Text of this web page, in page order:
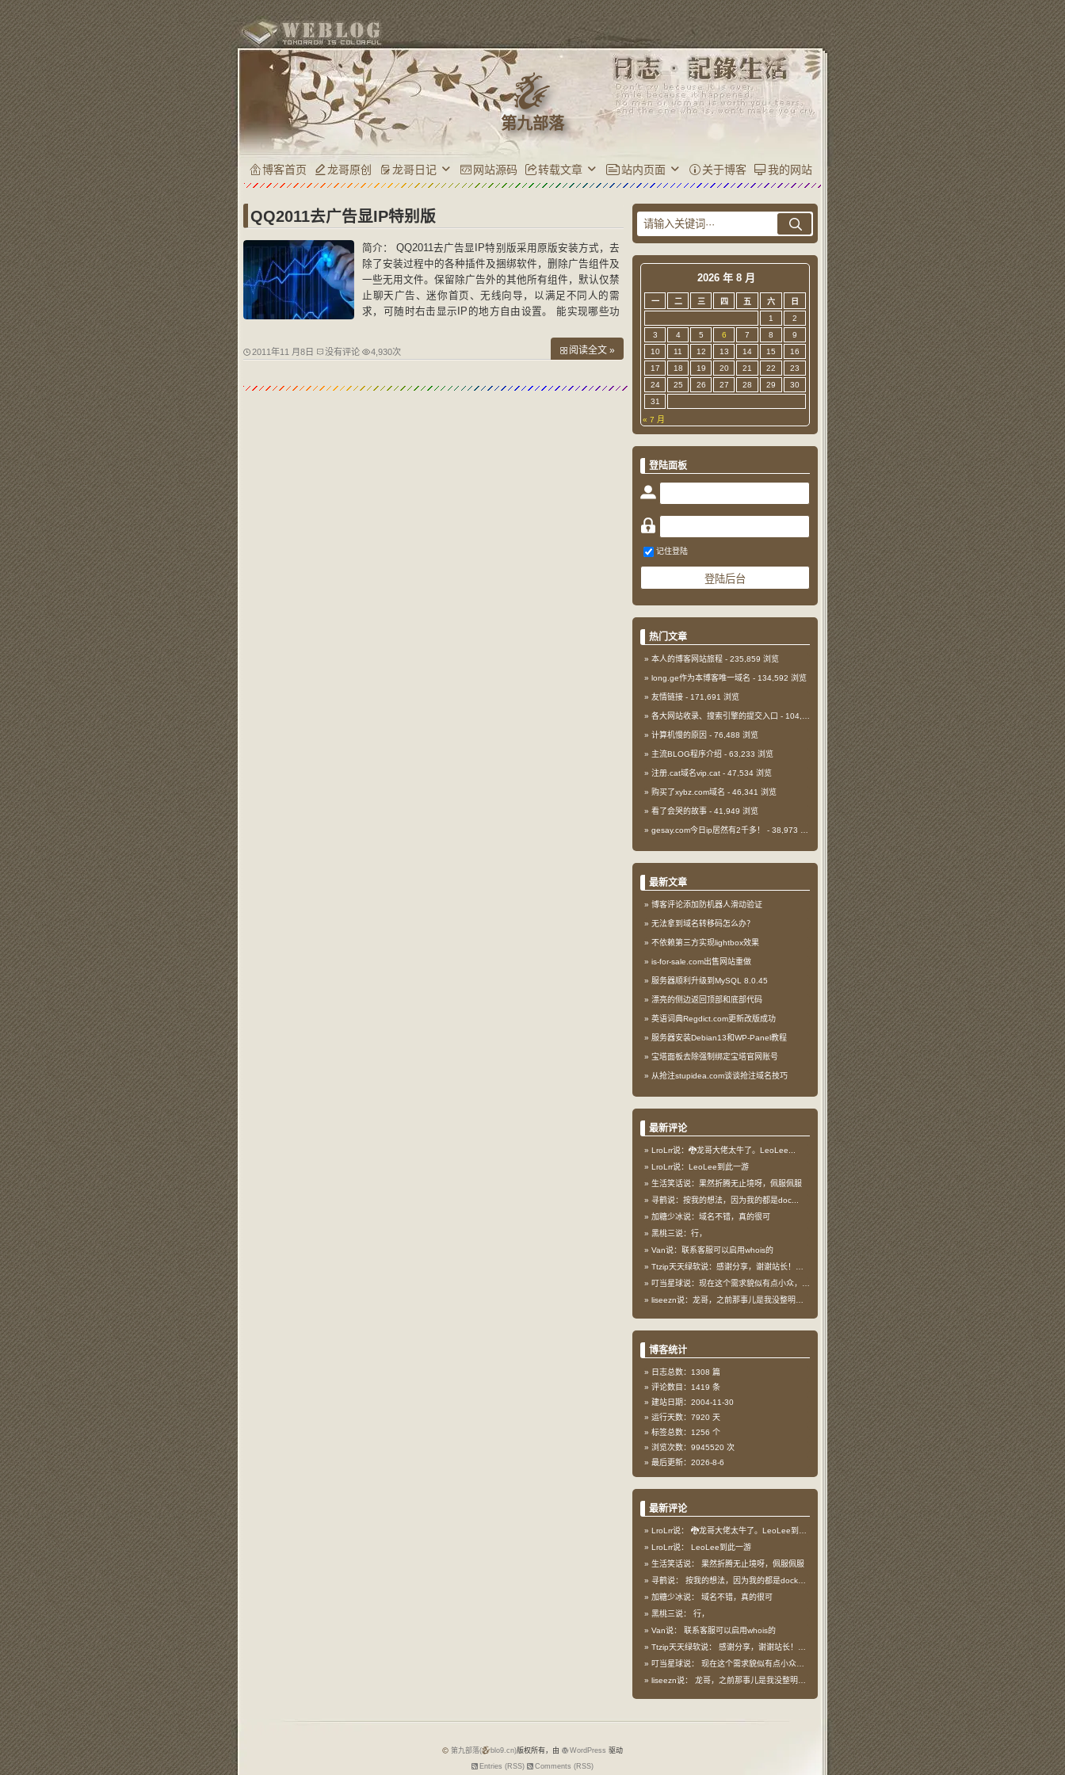
第九部落
博客首页 龙哥原创 龙哥日记 网站源码 转载文章 站内页面 关于博客 我的网站
QQ2011去广告显IP特别版
简介： QQ2011去广告显IP特别版采用原版安装方式，去
除了安装过程中的各种插件及捆绑软件，删除广告组件及
一些无用文件。保留除广告外的其他所有组件，默认仅禁
止聊天广告、迷你首页、无线向导，以满足不同人的需
求，可随时右击显示IP的地方自由设置。 能实现哪些功
2011年11 月8日 没有评论 4,930次 阅读全文 »
2026 年 8 月
一 二 三 四 五 六
日
1
2
3
4 5 6 7 8
9
10
11 12 13 14 15
16
17
18 19 20 21 22
23
24
25 26 27 28 29
30
31
« 7 月
登陆面板
记住登陆
热门文章
本人的博客网站旅程 - 235,859 浏览
long.ge作为本博客唯一域名 - 134,592 浏览
友情链接 - 171,691 浏览
各大网站收录、搜索引擎的提交入口 - 104,483 浏览
计算机慢的原因 - 76,488 浏览
主流BLOG程序介绍 - 63,233 浏览
注册.cat域名vip.cat - 47,534 浏览
购买了xybz.com域名 - 46,341 浏览
看了会哭的故事 - 41,949 浏览
gesay.com今日ip居然有2千多！ - 38,973 浏览
最新文章
博客评论添加防机器人滑动验证
无法拿到域名转移码怎么办？
不依赖第三方实现lightbox效果
is-for-sale.com出售网站重做
服务器顺利升级到MySQL 8.0.45
漂亮的侧边返回顶部和底部代码
英语词典Regdict.com更新改版成功
服务器安装Debian13和WP-Panel教程
宝塔面板去除强制绑定宝塔官网账号
从抢注stupidea.com谈谈抢注域名技巧
最新评论
LroLrr说：🐉龙哥大佬太牛了。LeoLee...
LroLrr说：LeoLee到此一游
生活笑话说：果然折腾无止境呀，佩服佩服
寻鹤说：按我的想法，因为我的都是doc...
加糖少冰说：域名不错，真的很可
黑桃三说：行，
Van说：联系客服可以启用whois的
Ttzip天天绿软说：感谢分享，谢谢站长！！已收藏
叮当星球说：现在这个需求貌似有点小众，不过...
liseezn说：龙哥，之前那事儿是我没整明白，...
博客统计
日志总数：1308 篇
评论数目：1419 条
建站日期：2004-11-30
运行天数：7920 天
标签总数：1256 个
浏览次数：9945520 次
最后更新：2026-8-6
最新评论
LroLrr说： 🐉龙哥大佬太牛了。LeoLee到此一游
LroLrr说： LeoLee到此一游
生活笑话说： 果然折腾无止境呀，佩服佩服
寻鹤说： 按我的想法，因为我的都是docker容器…
加糖少冰说： 域名不错，真的很可
黑桃三说： 行，
Van说： 联系客服可以启用whois的
Ttzip天天绿软说： 感谢分享，谢谢站长！！已收藏
叮当星球说： 现在这个需求貌似有点小众，不过工具类我也…
liseezn说： 龙哥，之前那事儿是我没整明白，搞个申请页…
第九部落( blo9.cn)版权所有，由 WordPress 驱动
Entries (RSS)
Comments (RSS)